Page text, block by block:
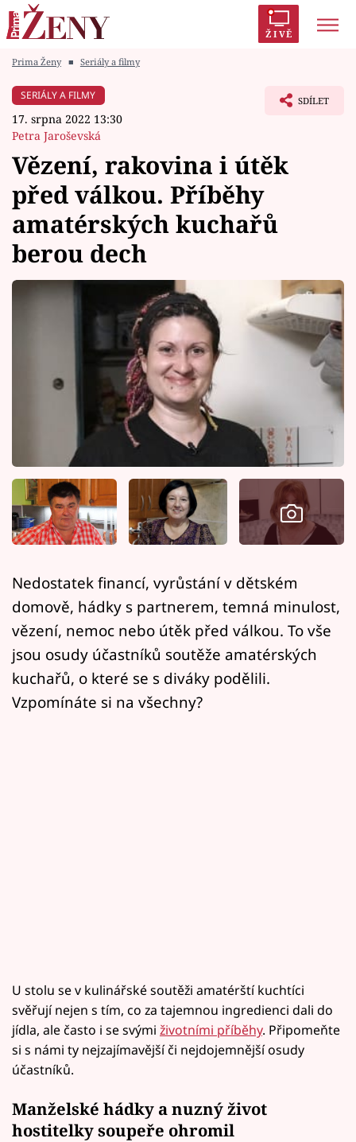
ŽIVĚ
Módní alarm
Témata
Celebrity
Vztahy
Horoskopy
Sledujte prima+
Filmový festival Karlovy Vary
Pořady
Mámy sobě
Sledujte nás
Prima Ženy ■ Seriály a filmy
SERIÁLY A FILMY
17. srpna 2022 13:30
Petra Jaroševská
SDÍLET
Vězení, rakovina i útěk
před válkou. Příběhy
amatérských kuchařů
berou dech
Nedostatek financí, vyrůstání v dětském
domově, hádky s partnerem, temná minulost,
vězení, nemoc nebo útěk před válkou. To vše
jsou osudy účastníků soutěže amatérských
kuchařů, o které se s diváky podělili.
Vzpomínáte si na všechny?
U stolu se v kulinářské soutěži amatérští kuchtíci
svěřují nejen s tím, co za tajemnou ingredienci dali do
jídla, ale často i se svými životními příběhy. Připomeňte
si s námi ty nejzajímavější či nejdojemnější osudy
účastníků.
Manželské hádky a nuzný život
hostitelky soupeře ohromil